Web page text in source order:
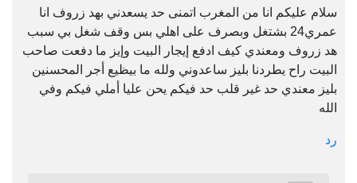
سلام عليكم انا من المغرب اتمنى حد يسعدني بهد زروف انا
عمري24 بشتغل وبصرف على اهلي بس وقف شغل بي سبب
هد زروف ومعندي كيف ادفع إيجار البيت وإيز ما دفعت صاحب
البيت راح يطردنا بليز ساعدوني ولله ما بيظيع أجر المحسنين
بليز معندي حد غير قلب حد فيكم يحن عليا أملي فيكم وفي
الله
رد